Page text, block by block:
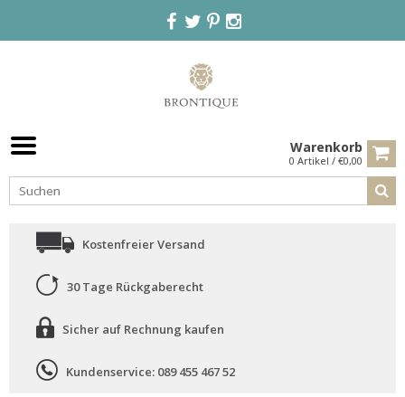
Warenkorb
0 Artikel / €0,00
Kostenfreier Versand
30 Tage Rückgaberecht
Sicher auf Rechnung kaufen
Kundenservice: 089 455 467 52